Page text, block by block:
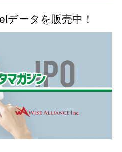
データを販売中！